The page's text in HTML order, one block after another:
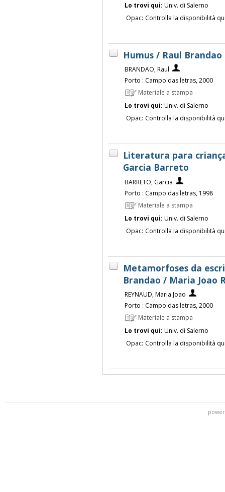
Lo trovi qui: Univ. di Salerno
Opac: Controlla la disponibilità
Humus / Raul Brandao
BRANDAO, Raul
Porto : Campo das letras, 2000
Materiale a stampa
Lo trovi qui: Univ. di Salerno
Opac: Controlla la disponibilità
Literatura para
Garcia Barreto
BARRETO, Garcia
Porto : Campo das letras, 1998
Materiale a stampa
Lo trovi qui: Univ. di Salerno
Opac: Controlla la disponibilità
Metamorfoses da
Brandao / Maria Joao
REYNAUD, Maria Joao
Porto : Campo das letras, 2000
Materiale a stampa
Lo trovi qui: Univ. di Salerno
Opac: Controlla la disponibilità